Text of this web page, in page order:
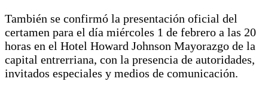
También se confirmó la presentación oficial del
certamen para el día miércoles 1 de febrero a las 20
horas en el Hotel Howard Johnson Mayorazgo de la
capital entrerriana, con la presencia de autoridades,
invitados especiales y medios de comunicación.